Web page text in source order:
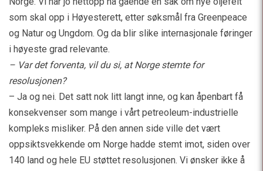
som skal opp i Høyesterett, etter søksmål fra Greenpeace
og Natur og Ungdom. Og da blir slike internasjonale føringer
i høyeste grad relevante.
– Var det forventa, vil du si, at Norge stemte for
resolusjonen?
– Ja og nei. Det satt nok litt langt inne, og kan åpenbart få
konsekvenser som mange i vårt petreoleum-industrielle
kompleks misliker. På den annen side ville det vært
oppsiktsvekkende om Norge hadde stemt imot, siden over
140 land og hele EU støttet resolusjonen. Vi ønsker ikke å